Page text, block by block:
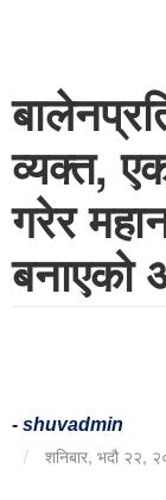
व्यक्त,
गरेर
बनाएको
- shuvadmin
/ शनिबार, भदौ २२,